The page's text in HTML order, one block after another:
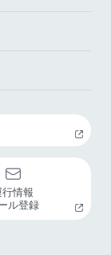
行情報
ル登録